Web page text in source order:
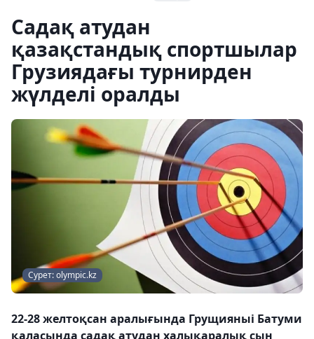
Садақ атудан
қазақстандық спортшылар
Грузиядағы турнирден
жүлделі оралды
Сурет: olympic.kz
22-28 желтоқсан аралығында Грущияныі Батуми
қаласында садақ атудан халықаралық сын